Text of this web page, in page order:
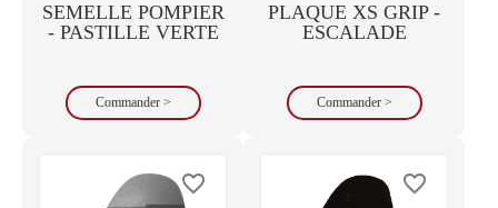
SEMELLE POMPIER
- PASTILLE VERTE
Commander >
PLAQUE XS GRIP -
ESCALADE
Commander >
favorite_border favorite_border